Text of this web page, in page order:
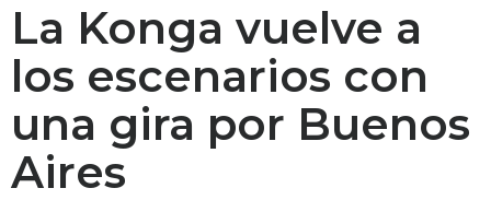
La Konga vuelve a
los escenarios con
una gira por Buenos
Aires